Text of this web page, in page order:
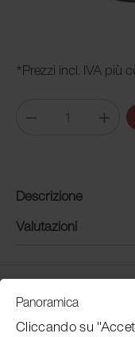
*Prezzi incl. IVA più
Descrizione
Valutazioni
Customer Service
Panoramica
Cliccando su